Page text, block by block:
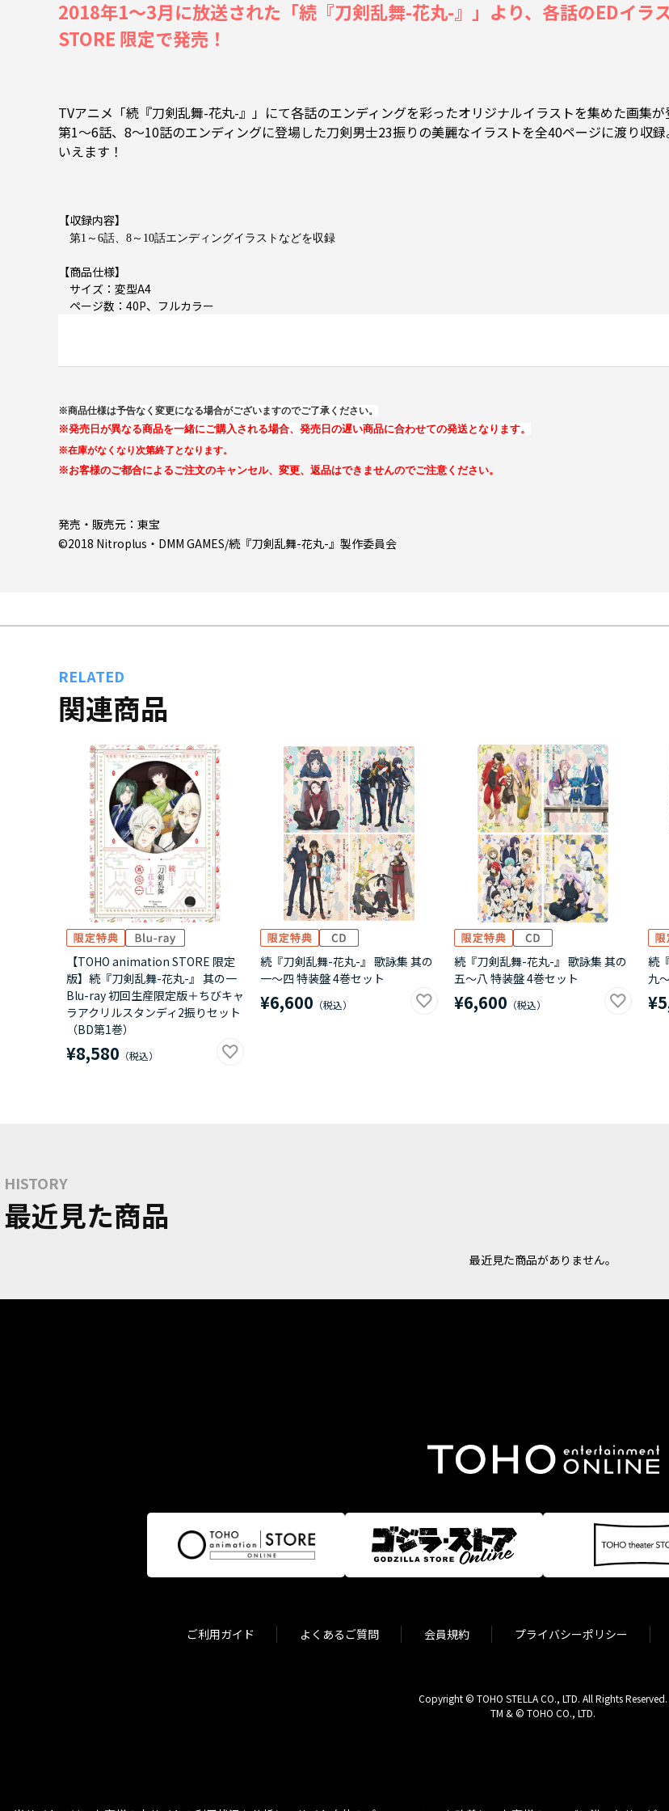
2018年1～3月に放送された「続『刀剣乱舞-花丸-』」より、各話のEDイ
STORE 限定で発売！
TVアニメ「続『刀剣乱舞-花丸-』」にて各話のエンディングを彩ったオリジナルイラストを集めた画集が
第1～6話、8～10話のエンディングに登場した刀剣男士23振りの美麗なイラストを全40ページに渡り収
いえます！
【収録内容】
第1～6話、8～10話エンディングイラストなどを収録
【商品仕様】
サイズ：変型A4
ページ数：40P、フルカラー
※商品仕様は予告なく変更になる場合がございますのでご了承ください。
※発売日が異なる商品を一緒にご購入される場合、発売日の遅い商品に合わせての発送となります。
※在庫がなくなり次第終了となります。
※お客様のご都合によるご注文のキャンセル、変更、返品はできませんのでご注意ください。
発売・販売元：東宝
©2018 Nitroplus・DMM GAMES/続『刀剣乱舞-花丸-』製作委員会
RELATED
関連商品
【TOHO animation STORE 限定
版】続『刀剣乱舞-花丸-』 其の一
Blu-ray 初回生産限定版＋ちびキャ
ラアクリルスタンディ2振りセット
（BD第1巻）
¥8,580
続『刀剣乱舞-花丸-』 歌詠集 其の
一～四 特装盤 4巻セット
¥6,600
続『刀剣乱舞-花丸-』 歌詠集 其の
五～八 特装盤 4巻セット
¥6,600
続
九
HISTORY
最近見た商品
最近見た商品がありません。
ご利用ガイド よくあるご質問 会員規約 プライバシーポリシー
Copyright © TOHO STELLA CO., LTD. All Rights Reserved.
TM & © TOHO CO., LTD.